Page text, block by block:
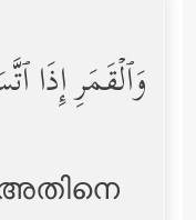
وَٱلۡقَمَرِ إِذَا